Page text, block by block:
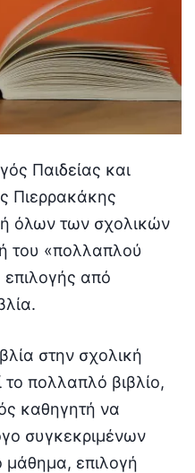
Παιδείας και
Πιερρακάκης
όλων των σχολικών
του «πολλαπλού
επιλογής από
στην σχολική
πολλαπλό βιβλίο,
καθηγητή να
συγκεκριμένων
μάθημα, επιλογή